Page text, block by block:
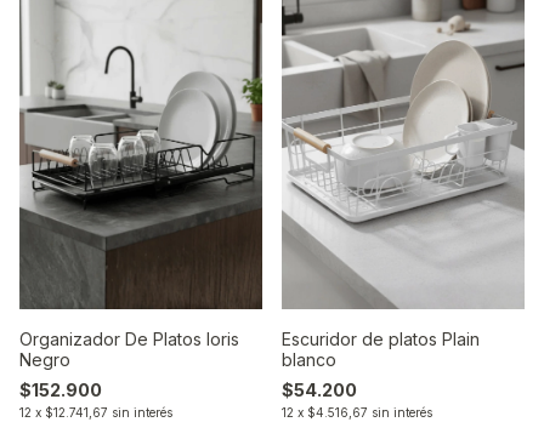
Organizador De Platos Ioris
Negro
$152.900
12 x $12.741,67 sin interés
Escuridor de platos Plain
blanco
$54.200
12 x $4.516,67 sin interés